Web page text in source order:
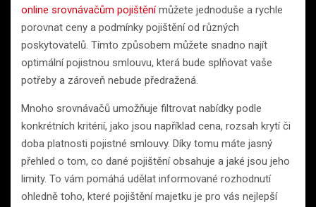
online srovnávačům pojištěnímůžete jednoduše a rychle
porovnat ceny a podmínky pojištění od různých
poskytovatelů. Tímto způsobem můžete snadno najít
optimální pojistnou smlouvu, která bude splňovat vaše
potřeby a zároveň nebude předražená.
Mnoho srovnávačů umožňuje filtrovat nabídky podle
konkrétních kritérií, jako jsou například cena, rozsah krytí či
doba platnosti pojistné smlouvy. Díky tomu máte jasný
přehled o tom, co dané pojištění obsahuje a jaké jsou jeho
limity. To vám pomáhá udělat informované rozhodnutí
ohledně toho, které pojištění majetku je pro vás nejlepší